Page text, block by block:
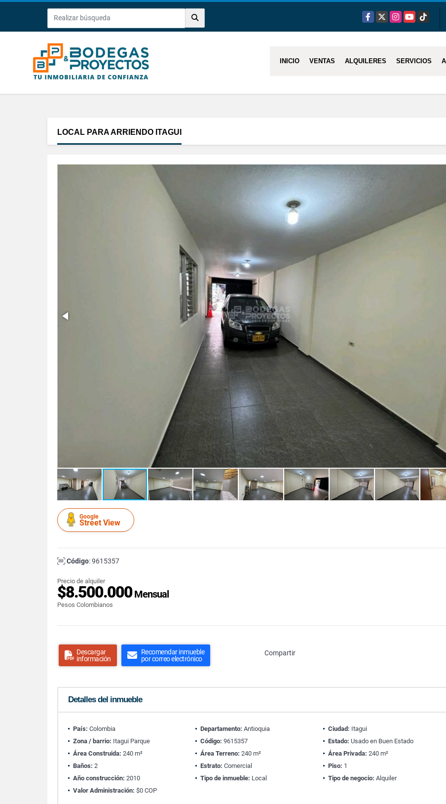
Facebook
X Instagram
YouTubeTikTok
INICIO VENTAS ALQUILERES SERVICIOS
LOCAL PARA ARRIENDO ITAGUI
Google
Street View
Código: 9615357
Precio de alquiler
$8.500.000Mensual
Pesos Colombianos
Descargar
información
Recomendar inmueble
por correo electrónico
Compartir
Detalles del inmueble
País: Colombia Departamento: Antioquia Ciudad: Itagui
Zona / barrio: Itagui Parque Código: 9615357 Estado: Usado en Buen Estado
Área Construida: 240 m² Área Terreno: 240 m² Área Privada: 240 m²
Baños: 2 Estrato: Comercial Piso: 1
Año construcción: 2010 Tipo de inmueble: Local Tipo de negocio: Alquiler
Valor Administración: $0 COP